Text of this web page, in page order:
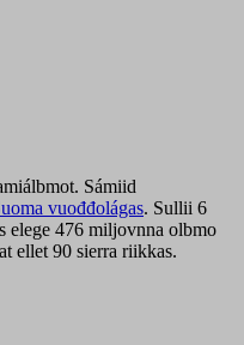
Sámiid
vuođđolágas. Sullii 6
elege 476 miljovnna olbmo
ellet 90 sierra riikkas.